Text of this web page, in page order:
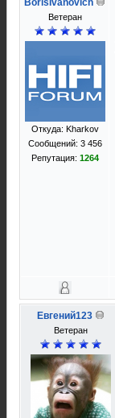
BorisIvanovich
Ветеран
Откуда: Kharkov
Сообщений: 3 456
Репутация: 1264
Евгений123
Ветеран